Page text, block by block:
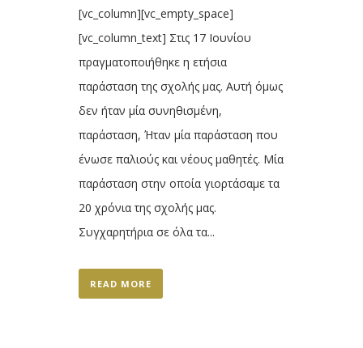
[vc_column][vc_empty_space]
[vc_column_text] Στις 17 Ιουνίου
πραγματοποιήθηκε η ετήσια
παράσταση της σχολής μας. Αυτή όμως
δεν ήταν μία συνηθισμένη,
παράσταση, Ήταν μία παράσταση που
ένωσε παλιούς και νέους μαθητές. Μία
παράσταση στην οποία γιορτάσαμε τα
20 χρόνια της σχολής μας.
Συγχαρητήρια σε όλα τα...
READ MORE